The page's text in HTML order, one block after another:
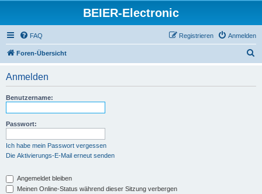
BEIER-Electronic
FAQ Anmelden
Registrieren
Foren-Übersicht
Anmelden
Benutzername:
Passwort:
Ich habe mein Passwort vergessen
Die Aktivierungs-E-Mail erneut senden
Angemeldet bleiben
Meinen Online-Status während dieser Sitzung verbergen